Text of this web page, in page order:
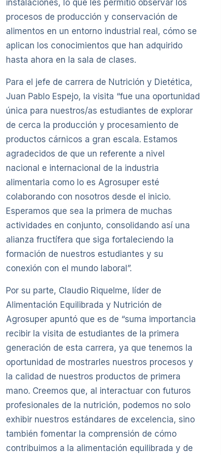
instalaciones, lo que les permitió observar los
procesos de producción y conservación de
alimentos en un entorno industrial real, cómo se
aplican los conocimientos que han adquirido
hasta ahora en la sala de clases.
Para el jefe de carrera de Nutrición y Dietética,
Juan Pablo Espejo, la visita “fue una oportunidad
única para nuestros/as estudiantes de explorar
de cerca la producción y procesamiento de
productos cárnicos a gran escala. Estamos
agradecidos de que un referente a nivel
nacional e internacional de la industria
alimentaria como lo es Agrosuper esté
colaborando con nosotros desde el inicio.
Esperamos que sea la primera de muchas
actividades en conjunto, consolidando así una
alianza fructífera que siga fortaleciendo la
formación de nuestros estudiantes y su
conexión con el mundo laboral”.
Por su parte, Claudio Riquelme, líder de
Alimentación Equilibrada y Nutrición de
Agrosuper apuntó que es de “suma importancia
recibir la visita de estudiantes de la primera
generación de esta carrera, ya que tenemos la
oportunidad de mostrarles nuestros procesos y
la calidad de nuestros productos de primera
mano. Creemos que, al interactuar con futuros
profesionales de la nutrición, podemos no solo
exhibir nuestros estándares de excelencia, sino
también fomentar la comprensión de cómo
contribuimos a la alimentación equilibrada y de